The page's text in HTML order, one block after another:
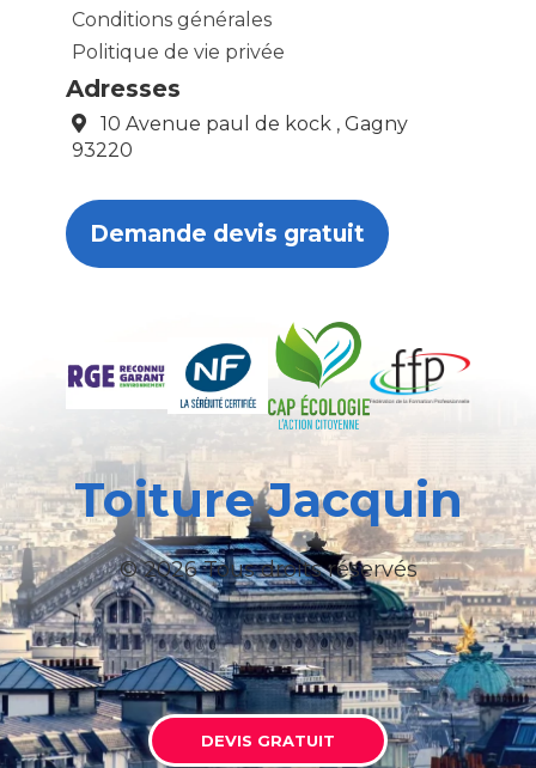
Conditions générales
Politique de vie privée
Adresses
10 Avenue paul de kock , Gagny
93220
Demande devis gratuit
Toiture Jacquin
© 2026 Tous droits réservés
DEVIS GRATUIT